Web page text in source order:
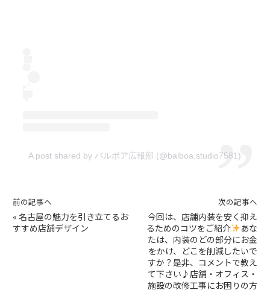
A post shared by バルボア広報部 (@balboa.studio7581)
前の記事へ
« 名古屋の魅力を引き立てるお
すすめ店舗デザイン
次の記事へ
今回は、店舗内装を安く抑え
るためのコツをご紹介
あな
たは、内装のどの部分にお金
をかけ、どこを削減したいで
すか？是非、コメントで教え
て下さい♪店舗・オフィス・
施設の改修工事にお困りの方